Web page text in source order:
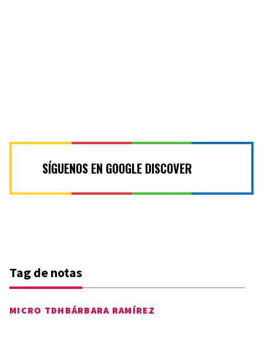
SÍGUENOS EN GOOGLE DISCOVER
Tag de notas
MICRO TDH BÁRBARA RAMÍREZ